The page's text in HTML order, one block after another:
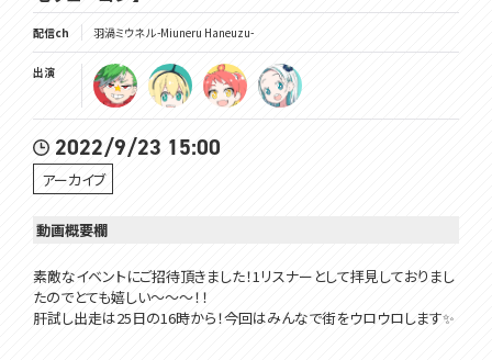
配信ch 羽渦ミウネル -Miuneru Haneuzu-
出演
2022/9/23 15:00
アーカイブ
動画概要欄
素敵なイベントにご招待頂きました！1リスナーとして拝見しておりまし
たのでとても嬉しい～～～！！
肝試し出走は25日の16時から！今回はみんなで街をウロウロします✨